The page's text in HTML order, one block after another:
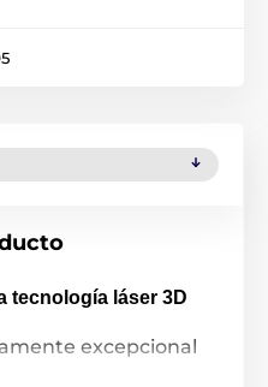
tecnología láser 3D
excepcional